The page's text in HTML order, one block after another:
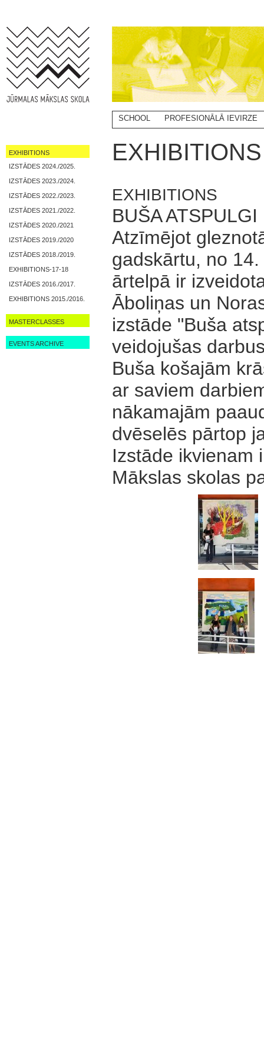
EXHIBITIONS
IZSTĀDES 2024./2025.
IZSTĀDES 2023./2024.
IZSTĀDES 2022./2023.
IZSTĀDES 2021./2022.
IZSTĀDES 2020./2021
IZSTĀDES 2019./2020
IZSTĀDES 2018./2019.
EXHIBITIONS-17-18
IZSTĀDES 2016./2017.
EXHIBITIONS 2015./2016.
MASTERCLASSES
EVENTS ARCHIVE
SCHOOL PROFESIONĀLĀ IEVIRZE
EXHIBITIONS
EXHIBITIONS
BUŠA ATSPULGI
Atzīmējot
gadskārtu, no
ārtelpā ir
Āboliņas un
izstāde "Buša
veidojušas
Buša košajām
ar saviem
nākamajām
dvēselēs pārtop
Izstāde ikvienam
Mākslas skolas